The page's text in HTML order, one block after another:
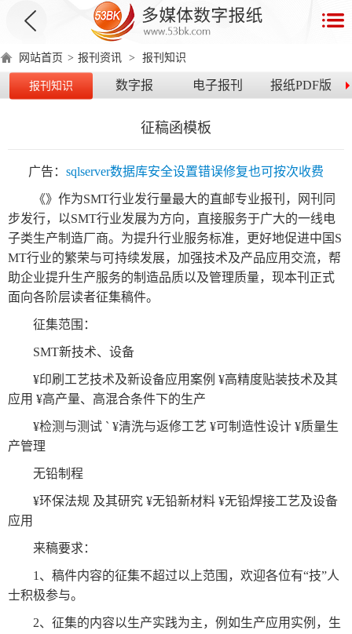
首
页
数
字
字
报
电
脑
字
报
手
机
线
演
示
产
品
介
绍
产
品
优
势
产
品
分
类
环
境
要
求
著
作
权
证
产
品
价
格
报
务
品
级
见
何
网站首页 > 报刊资讯 > 报刊知识
报刊知识 数字报 电子报刊 报纸PDF版
征稿函模板
广告： sqlserver数据库安全设置错误修复也可按次收费
《》作为SMT行业发行量最大的直邮专业报刊，网刊同
步发行，以SMT行业发展为方向，直接服务于广大的一线电
子类生产制造厂商。为提升行业服务标准，更好地促进中国S
MT行业的繁荣与可持续发展，加强技术及产品应用交流，帮
助企业提升生产服务的制造品质以及管理质量，现本刊正式
面向各阶层读者征集稿件。
征集范围：
SMT新技术、设备
¥印刷工艺技术及新设备应用案例 ¥高精度贴装技术及其
应用 ¥高产量、高混合条件下的生产
¥检测与测试 ` ¥清洗与返修工艺 ¥可制造性设计 ¥质量生
产管理
无铅制程
¥环保法规 及其研究 ¥无铅新材料 ¥无铅焊接工艺及设备
应用
来稿要求：
1、稿件内容的征集不超过以上范围，欢迎各位有“技”人
士积极参与。
2、征集的内容以生产实践为主，例如生产应用实例，生